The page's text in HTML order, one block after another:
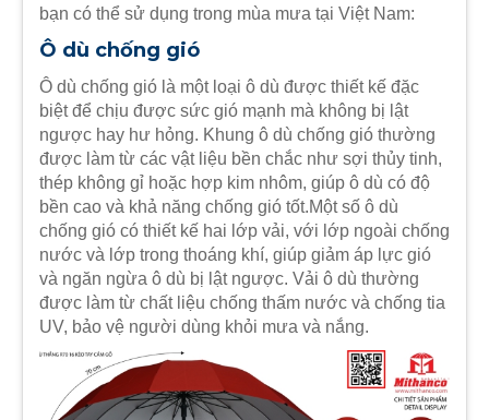
bạn có thể sử dụng trong mùa mưa tại Việt Nam:
Ô dù chống gió
Ô dù chống gió là một loại ô dù được thiết kế đặc
biệt để chịu được sức gió mạnh mà không bị lật
ngược hay hư hỏng. Khung ô dù chống gió thường
được làm từ các vật liệu bền chắc như sợi thủy tinh,
thép không gỉ hoặc hợp kim nhôm, giúp ô dù có độ
bền cao và khả năng chống gió tốt.Một số ô dù
chống gió có thiết kế hai lớp vải, với lớp ngoài chống
nước và lớp trong thoáng khí, giúp giảm áp lực gió
và ngăn ngừa ô dù bị lật ngược. Vải ô dù thường
được làm từ chất liệu chống thấm nước và chống tia
UV, bảo vệ người dùng khỏi mưa và nắng.